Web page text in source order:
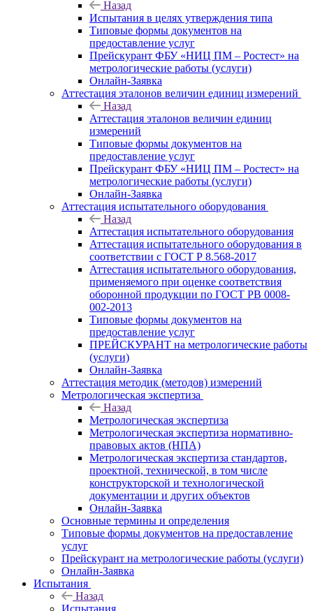
Назад
Испытания в целях утверждения типа
Типовые формы документов на
предоставление услуг
Прейскурант ФБУ «НИЦ ПМ – Ростест» на
метрологические работы (услуги)
Онлайн-Заявка
Аттестация эталонов величин единиц измерений
Назад
Аттестация эталонов величин единиц
измерений
Типовые формы документов на
предоставление услуг
Прейскурант ФБУ «НИЦ ПМ – Ростест» на
метрологические работы (услуги)
Онлайн-Заявка
Аттестация испытательного оборудования
Назад
Аттестация испытательного оборудования
Аттестация испытательного оборудования в
соответствии с ГОСТ Р 8.568-2017
Аттестация испытательного оборудования,
применяемого при оценке соответствия
оборонной продукции по ГОСТ РВ 0008-
002-2013
Типовые формы документов на
предоставление услуг
ПРЕЙСКУРАНТ на метрологические работы
(услуги)
Онлайн-Заявка
Аттестация методик (методов) измерений
Метрологическая экспертиза
Назад
Метрологическая экспертиза
Метрологическая экспертиза нормативно-
правовых актов (НПА)
Метрологическая экспертиза стандартов,
проектной, технической, в том числе
конструкторской и технологической
документации и других объектов
Онлайн-Заявка
Основные термины и определения
Типовые формы документов на предоставление
услуг
Прейскурант на метрологические работы (услуги)
Онлайн-Заявка
Испытания
Назад
Испытания